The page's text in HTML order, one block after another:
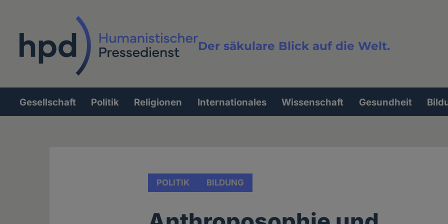
Der säkulare Blick auf die Welt.
Volltextsuche
Hauptnavigation
Gesellschaft Politik Religionen Internationales Wissenschaft Gesundheit
POLITIK BILDUNG